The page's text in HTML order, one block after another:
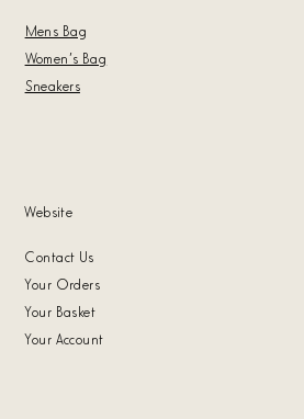
Mens Bag
Women's Bag
Sneakers
Website
Contact Us
Your Orders
Your Basket
Your Account